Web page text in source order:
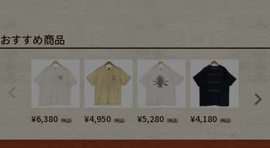
おすすめ商品
¥6,380 （税込） ¥4,950 （税込） ¥5,280 （税込） ¥4,180 （税込）